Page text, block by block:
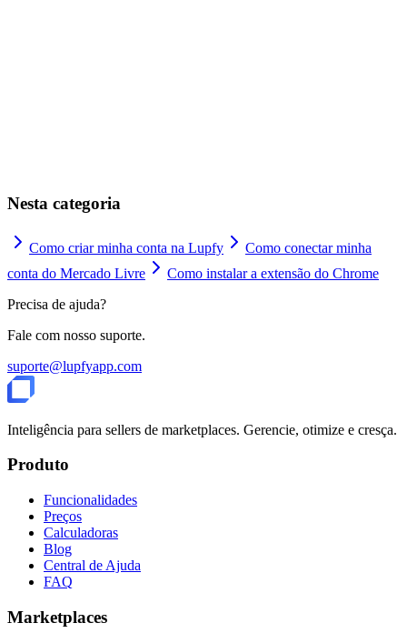
Nesta categoria
Como criar minha conta na Lupfy
Como conectar minha
conta do Mercado Livre
Como instalar a extensão do Chrome
Precisa de ajuda?
Fale com nosso suporte.
suporte@lupfyapp.com
Inteligência para sellers de marketplaces. Gerencie, otimize e cresça.
Produto
Funcionalidades
Preços
Calculadoras
Blog
Central de Ajuda
FAQ
Marketplaces